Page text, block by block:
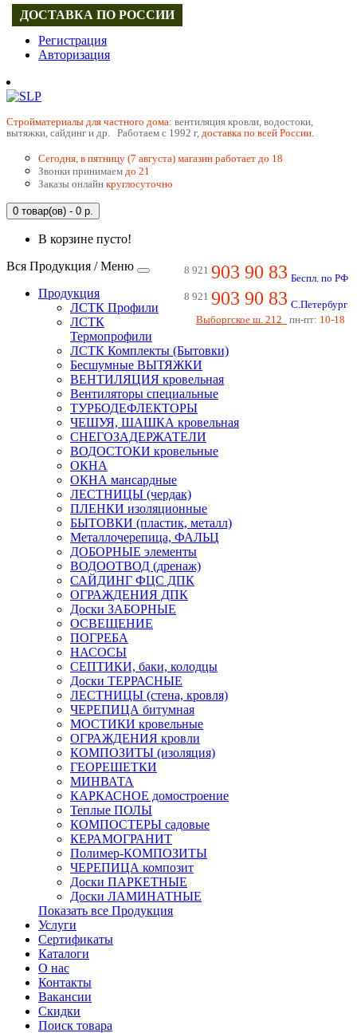
Регистрация
Авторизация
Cтройматериалы для частного дома: вентиляция кровли, водостоки,
вытяжки, сайдинг и др. Работаем с 1992 г, доставка по всей России.
Сегодня, в пятницу (7 августа) магазин работает до 18
Звонки принимаем до 21
Заказы онлайн круглосуточно
0 товар(ов) - 0 р.
В корзине пусто!
8 921 903 90 83 Беспл. по РФ
8 921 903 90 83 С.Петербург
Выборгское ш. 212
пн-пт: 10-18
Вся Продукция / Меню
Продукция
ЛСТК Профили
ЛСТК
Термопрофили
ЛСТК Комплекты (Бытовки)
Бесшумные ВЫТЯЖКИ
ВЕНТИЛЯЦИЯ кровельная
Вентиляторы специальные
ТУРБОДЕФЛЕКТОРЫ
ЧЕШУЯ, ШАШКА кровельная
СНЕГОЗАДЕРЖАТЕЛИ
ВОДОСТОКИ кровельные
ОКНА
ОКНА мансардные
ЛЕСТНИЦЫ (чердак)
ПЛЕНКИ изоляционные
БЫТОВКИ (пластик, металл)
Металлочерепица, ФАЛЬЦ
ДОБОРНЫЕ элементы
ВОДООТВОД (дренаж)
САЙДИНГ ФЦС ДПК
ОГРАЖДЕНИЯ ДПК
Доски ЗАБОРНЫЕ
ОСВЕЩЕНИЕ
ПОГРЕБА
НАСОСЫ
СЕПТИКИ, баки, колодцы
Доски ТЕРРАСНЫЕ
ЛЕСТНИЦЫ (стена, кровля)
ЧЕРЕПИЦА битумная
МОСТИКИ кровельные
ОГРАЖДЕНИЯ кровли
КОМПОЗИТЫ (изоляция)
ГЕОРЕШЕТКИ
МИНВАТА
КАРКАСНОЕ домостроение
Теплые ПОЛЫ
КОМПОСТЕРЫ садовые
КЕРАМОГРАНИТ
Полимер-КОМПОЗИТЫ
ЧЕРЕПИЦА композит
Доски ПАРКЕТНЫЕ
Доски ЛАМИНАТНЫЕ
Показать все Продукция
Услуги
Сертификаты
Каталоги
О нас
Контакты
Вакансии
Скидки
Поиск товара
ДОСТАВКА ПО РОССИИ